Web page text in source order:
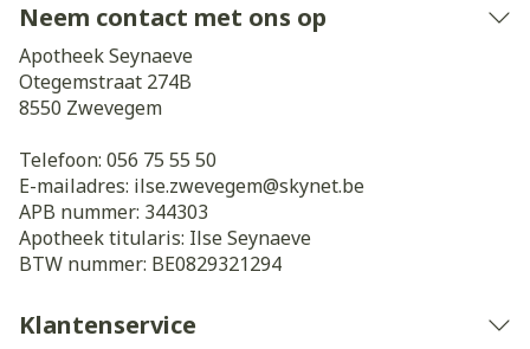
Neem contact met ons op
Apotheek Seynaeve
Otegemstraat 274B
8550 Zwevegem
Telefoon: 056 75 55 50
E-mailadres: ilse.zwevegem@skynet.be
APB nummer: 344303
Apotheek titularis: Ilse Seynaeve
BTW nummer: BE0829321294
Klantenservice